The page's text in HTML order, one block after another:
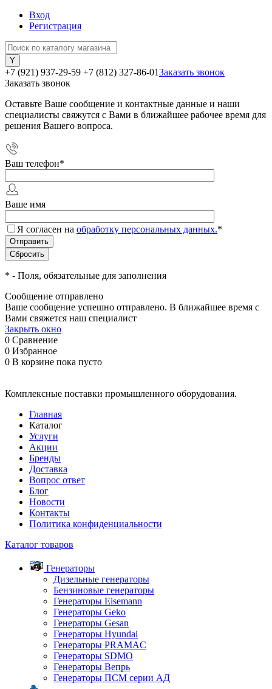
Вход
Регистрация
+7 (921) 937-29-59 +7 (812) 327-86-01Заказать звонок
Заказать звонок
Оставьте Ваше сообщение и контактные данные и наши
специалисты свяжутся с Вами в ближайшее рабочее время для
решения Вашего вопроса.
Ваш телефон*
Ваше имя
Я согласен на обработку персональных данных.*
* - Поля, обязательные для заполнения
Сообщение отправлено
Ваше сообщение успешно отправлено. В ближайшее время с
Вами свяжется наш специалист
Закрыть окно
0 Сравнение
0 Избранное
0 В корзине пока пусто
Комплексные поставки промышленного оборудования.
Главная
Каталог
Услуги
Акции
Бренды
Доставка
Вопрос ответ
Блог
Новости
Контакты
Политика конфиденциальности
Каталог товаров
Генераторы
Дизельные генераторы
Бензиновые генераторы
Генераторы Eisemann
Генераторы Geko
Генераторы Gesan
Генераторы Hyundai
Генераторы PRAMAC
Генераторы SDMO
Генераторы Вепрь
Генераторы ПСМ серии АД